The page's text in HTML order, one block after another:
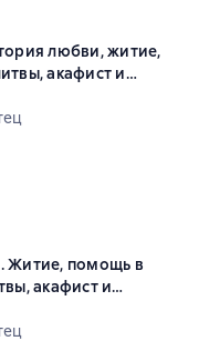
любви, житие,
акафист и
0 на основе 0 оценок
Житие, помощь в
акафист и